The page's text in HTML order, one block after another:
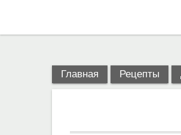
Главная Рецепты